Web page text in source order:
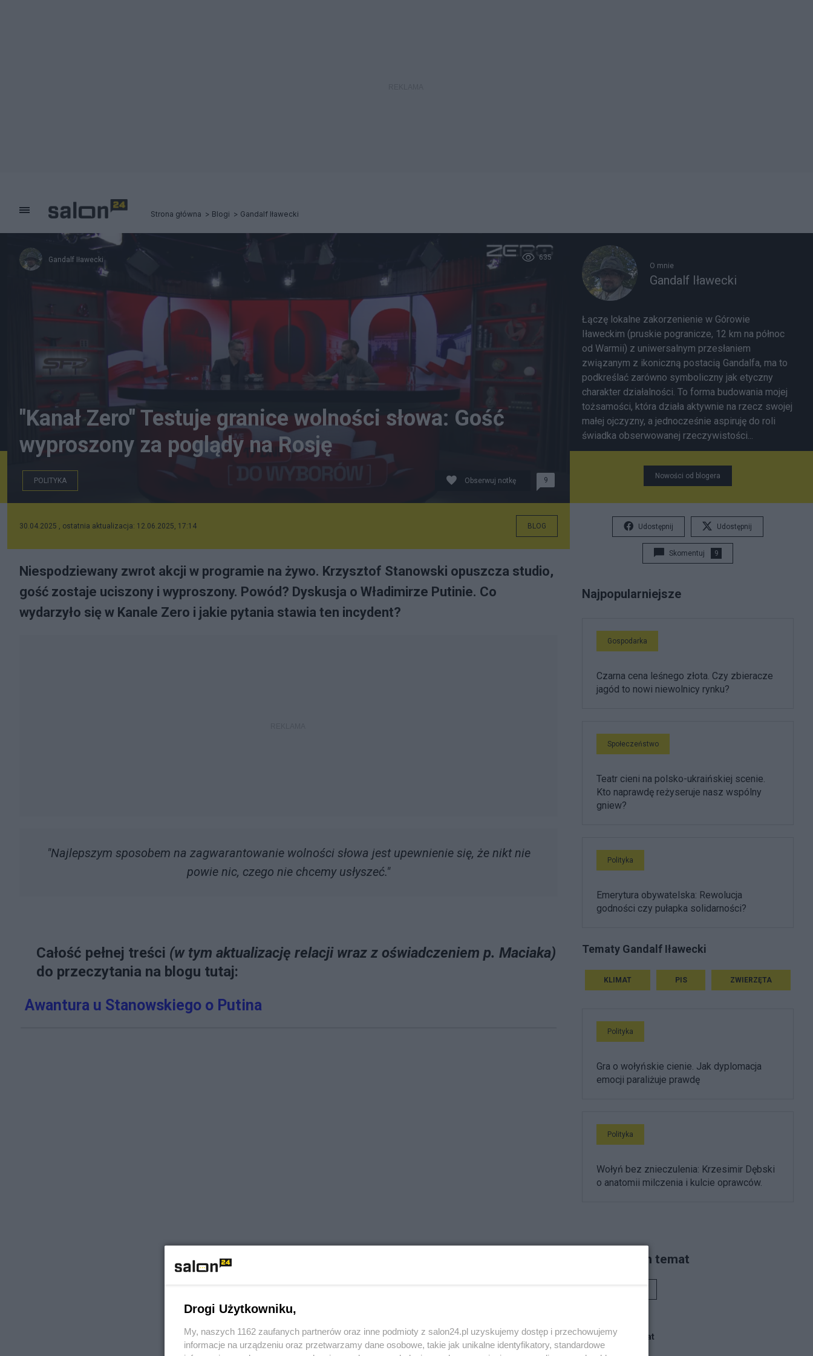
Strona główna Blogi Gandalf Iławecki
Gandalf Iławecki 635
"Kanał Zero" Testuje granice wolności słowa: Gość
wyproszony za poglądy na Rosję
POLITYKA Obserwuj notkę 9
30.04.2025 , ostatnia aktualizacja: 12.06.2025, 17:14 BLOG
Niespodziewany zwrot akcji w programie na żywo. Krzysztof Stanowski opuszcza studio,
gość zostaje uciszony i wyproszony. Powód? Dyskusja o Władimirze Putinie. Co
wydarzyło się w Kanale Zero i jakie pytania stawia ten incydent?
"Najlepszym sposobem na zagwarantowanie wolności słowa jest upewnienie się, że nikt nie
powie nic, czego nie chcemy usłyszeć."
Całość pełnej treści (w tym aktualizację relacji wraz z oświadczeniem p. Maciaka)
do przeczytania na blogu tutaj:
Awantura u Stanowskiego o Putina
O mnie
Gandalf Iławecki
Łączę lokalne zakorzenienie w Górowie
Iławeckim (pruskie pogranicze, 12 km na północ
od Warmii) z uniwersalnym przesłaniem
związanym z ikoniczną postacią Gandalfa, ma to
podkreślać zarówno symboliczny jak etyczny
charakter działalności. To forma budowania mojej
tożsamości, która działa aktywnie na rzecz swojej
małej ojczyzny, a jednocześnie aspiruję do roli
świadka obserwowanej rzeczywistości...
Nowości od blogera
Udostępnij Udostępnij
Skomentuj 9
Najpopularniejsze
Gospodarka
Czarna cena leśnego złota. Czy zbieracze
jagód to nowi niewolnicy rynku?
Społeczeństwo
Teatr cieni na polsko-ukraińskiej scenie.
Kto naprawdę reżyseruje nasz wspólny
gniew?
Polityka
Emerytura obywatelska: Rewolucja
godności czy pułapka solidarności?
Tematy Gandalf Iławecki
KLIMAT PIS ZWIERZĘTA
Polityka
Gra o wołyńskie cienie. Jak dyplomacja
emocji paraliżuje prawdę
Polityka
Wołyń bez znieczulenia: Krzesimir Dębski
o anatomii milczenia i kulcie oprawców.
Piszą na ten temat
Blogi na ten temat
Drogi Użytkowniku,
My, naszych 1162 zaufanych partnerów oraz inne podmioty z salon24.pl uzyskujemy dostęp i przechowujemy
informacje na urządzeniu oraz przetwarzamy dane osobowe, takie jak unikalne identyfikatory, standardowe